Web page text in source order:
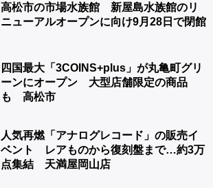
高松市の市場水族館 新屋島水族館のリ
ニューアルオープンに向け9月28日で閉館
四国最大「3COINS+plus」が丸亀町グリ
ーンにオープン 大型店舗限定の商品
も 高松市
人気再燃「アナログレコード」の販売イ
ベント レアものから復刻盤まで…約3万
点集結 天満屋岡山店